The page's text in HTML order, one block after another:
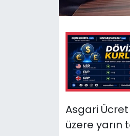
Asgari
üzere yarın
Video Galeri